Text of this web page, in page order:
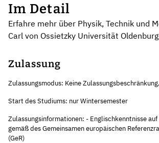
Im Detail
Erfahre mehr über Physik, Technik und
Carl von Ossietzky Universität Oldenburg
Zulassung
Zulassungsmodus: Keine
Start des Studiums: nur Wintersemester
Zulassungsinformationen: - Englischkenntnisse auf
gemäß des Gemeinsamen europäischen
(GeR)